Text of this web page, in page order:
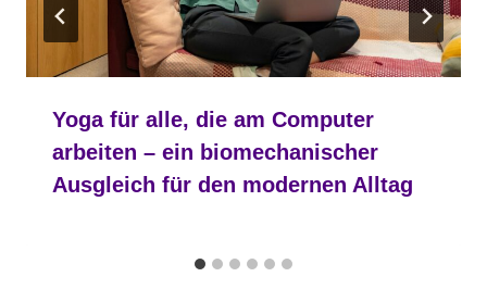
Yoga für alle, die am Computer
arbeiten – ein biomechanischer
Ausgleich für den modernen Alltag